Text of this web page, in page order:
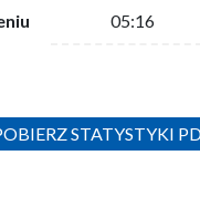
05:16
STATYSTYKI